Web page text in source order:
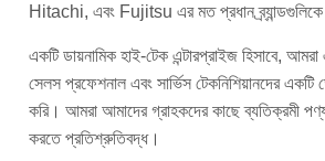
Hitachi, এবং Fujitsu এর মত প্রধান ব্র্যান্ডগুলিকে
একটি ডায়নামিক হাই-টেক এন্টারপ্রাইজ হিসাবে, আমরা
সেলস প্রফেশনাল এবং সার্ভিস টেকনিশিয়ানদের একটি
করি। আমরা আমাদের গ্রাহকদের কাছে ব্যতিক্রমী পণ্য
করতে প্রতিশ্রুতিবদ্ধ।